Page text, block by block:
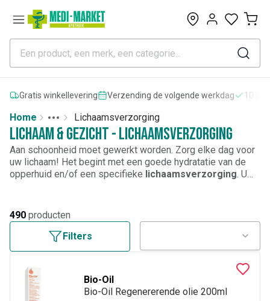
0
Gratis winkellevering Verzending de volgende werkdag
Home
More
Toggle menu
Lichaamsverzorging
Lichaam & gezicht - Lichaamsverzorging
Aan schoonheid moet gewerkt worden. Zorg elke dag voor
uw lichaam! Het begint met een goede hydratatie van de
opperhuid en/of een specifieke lichaamsverzorging. U
sinaasappelhuid en cellulitis te verzorgen met tal van
crèmes die de elasticiteit verbeteren. Ontdek
ontharingscrèmes
behandelingen
tegen cellulitis
, scrubs en peelings, afslankingsmiddelen,
platte buik, producten voor
hydratatie en voeding
beschermende verzorgingen, speciale verzorgingen van de
huid, lichaam, borsten en boezem.
490 producten
Filters
Bio-Oil
Bio-Oil Regenererende olie 200ml